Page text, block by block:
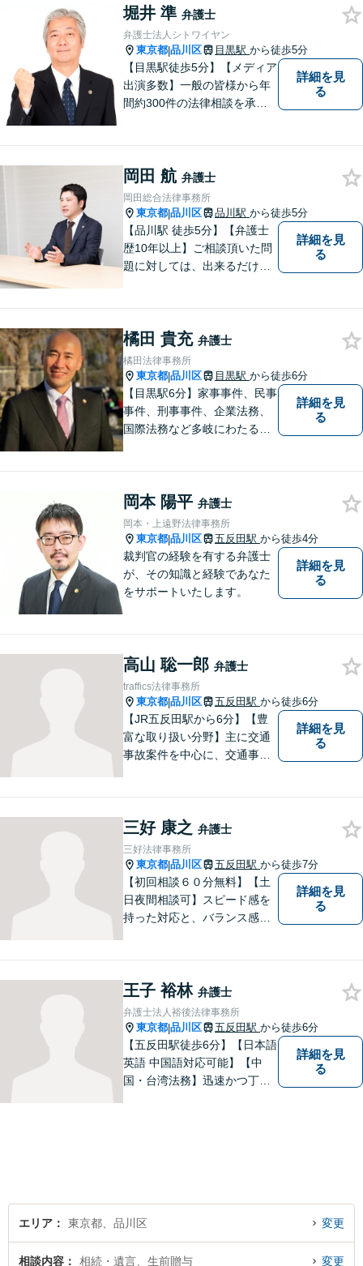
堀井 準 弁護士
弁護士法人シトワイヤン
東京都|品川区 目黒駅 から徒歩5分
【目黒駅徒歩5分】【メディア
出演多数】一般の皆様から年
間約300件の法律相談を承
率いるチームが、迅速かつ的
確に対応いたします。
詳細を見
る
岡田 航 弁護士
岡田総合法律事務所
東京都|品川区 品川駅 から徒歩5分
【品川駅 徒歩5分】【弁護士
歴10年以上】ご相談頂いた問
題に対しては、出来るだけ多
からない場合は、無料相談を
利用してご相談くださ
詳細を見
る
橘田 貴充 弁護士
橘田法律事務所
東京都|品川区 目黒駅 から徒歩6分
【目黒駅6分】家事事件、民事
事件、刑事事件、企業法務、
国際法務など多岐にわたる法
す。ぜひお気軽にご相談くだ
さい！【当日相談可】
詳細を見
る
岡本 陽平 弁護士
岡本・上遠野法律事務所
東京都|品川区 五反田駅 から徒歩4分
裁判官の経験を有する弁護士
が、その知識と経験であなた
をサポートいたします。
詳細を見
る
高山 聡一郎 弁護士
traffics法律事務所
東京都|品川区 五反田駅 から徒歩6分
【JR五反田駅から6分】【豊
富な取り扱い分野】主に交通
事故案件を中心に、交通事故
とやお悩みがございました
ら、お気軽にご相談くださ
い。
詳細を見
る
三好 康之 弁護士
三好法律事務所
東京都|品川区 五反田駅 から徒歩7分
【初回相談６０分無料】【土
日夜間相談可】スピード感を
持った対応と、バランス感覚
など何でもお気軽にご質問く
ださい。ご希望に沿った解決
に向け全力を尽くします。
詳細を見
る
王子 裕林 弁護士
弁護士法人裕後法律事務所
東京都|品川区 五反田駅 から徒歩6分
【五反田駅徒歩6分】【日本語
英語 中国語対応可能】【中
国・台湾法務】迅速かつ丁寧
詳細を見
る
エリア 東京都、品川区 変更
相談内容 相続・遺言、生前贈与 変更